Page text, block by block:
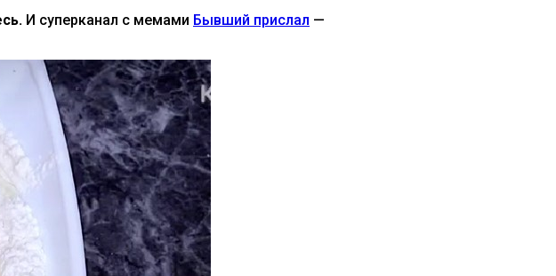
И суперканал с мемами Бывший прислал —